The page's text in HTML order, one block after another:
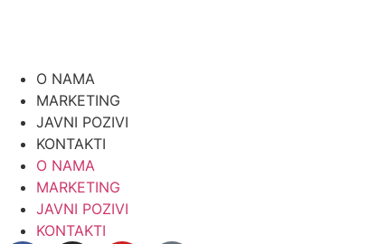
O NAMA
MARKETING
JAVNI POZIVI
KONTAKTI
O NAMA
MARKETING
JAVNI POZIVI
KONTAKTI